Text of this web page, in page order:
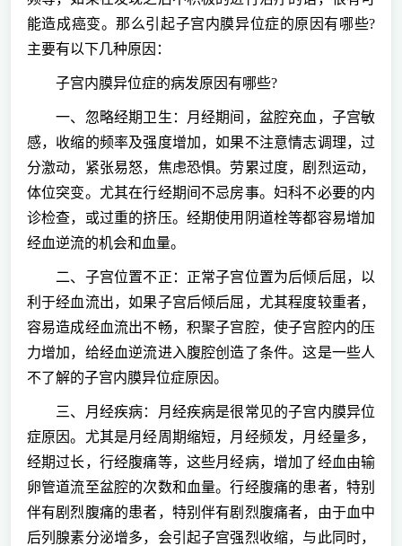
能造成癌变。那么引起子宫内膜异位症的原因有哪些?
主要有以下几种原因：
子宫内膜异位症的病发原因有哪些?
一、忽略经期卫生：月经期间，盆腔充血，子宫敏
感，收缩的频率及强度增加，如果不注意情志调理，过
分激动，紧张易怒，焦虑恐惧。劳累过度，剧烈运动，
体位突变。尤其在行经期间不忌房事。妇科不必要的内
诊检查，或过重的挤压。经期使用阴道栓等都容易增加
经血逆流的机会和血量。
二、子宫位置不正：正常子宫位置为后倾后屈，以
利于经血流出，如果子宫后倾后屈，尤其程度较重者，
容易造成经血流出不畅，积聚子宫腔，使子宫腔内的压
力增加，给经血逆流进入腹腔创造了条件。这是一些人
不了解的子宫内膜异位症原因。
三、月经疾病：月经疾病是很常见的子宫内膜异位
症原因。尤其是月经周期缩短，月经频发，月经量多，
经期过长，行经腹痛等，这些月经病，增加了经血由输
卵管道流至盆腔的次数和血量。行经腹痛的患者，特别
伴有剧烈腹痛的患者，特别伴有剧烈腹痛者，由于血中
后列腺素分泌增多，会引起子宫强烈收缩，与此同时，